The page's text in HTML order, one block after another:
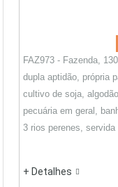
FAZ973 - Fazenda,
dupla aptidão, própria
cultivo de soja,
pecuária em geral,
3 rios perenes, servida
+ Detalhes